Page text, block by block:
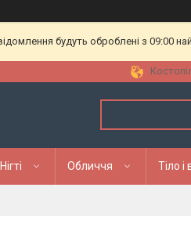
будуть оброблені з 09:00
Нігті Обличчя Тіло і